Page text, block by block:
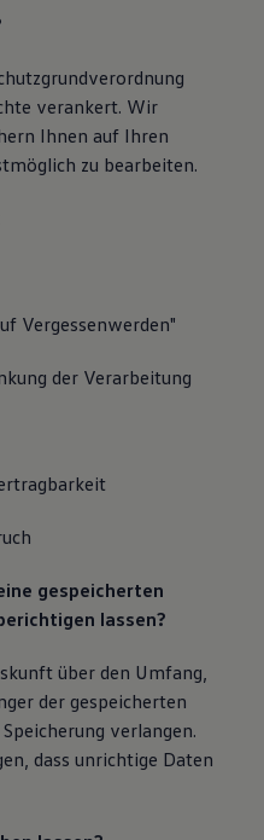
verankert. Wir
Ihnen auf Ihren
zu bearbeiten.
Vergessenwerden"
der Verarbeitung
gespeicherten
lassen?
über den Umfang,
der gespeicherten
verlangen.
dass unrichtige Daten